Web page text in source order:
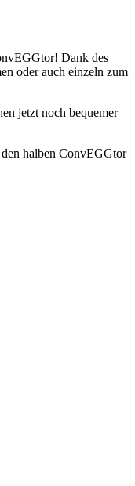
Dank des
oder auch einzeln zum
jetzt noch bequemer
halben ConvEGGtor